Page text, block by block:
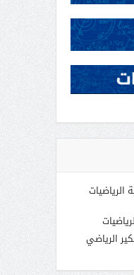
الرياضيات
الرياضي